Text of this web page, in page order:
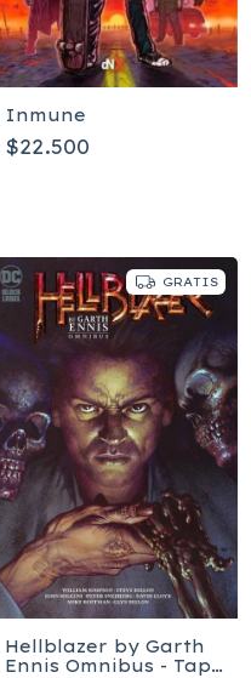
Inmune
$22.500
GRATIS
Hellblazer by Garth
Ennis Omnibus - Tapa